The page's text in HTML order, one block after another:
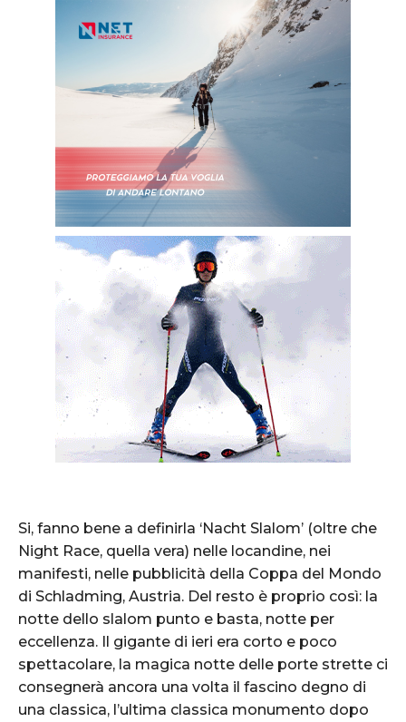
Si, fanno bene a definirla ‘Nacht Slalom’ (oltre che
Night Race, quella vera) nelle locandine, nei
manifesti, nelle pubblicità della Coppa del Mondo
di Schladming, Austria. Del resto è proprio così: la
notte dello slalom punto e basta, notte per
eccellenza. Il gigante di ieri era corto e poco
spettacolare, la magica notte delle porte strette ci
consegnerà ancora una volta il fascino degno di
una classica, l’ultima classica monumento dopo